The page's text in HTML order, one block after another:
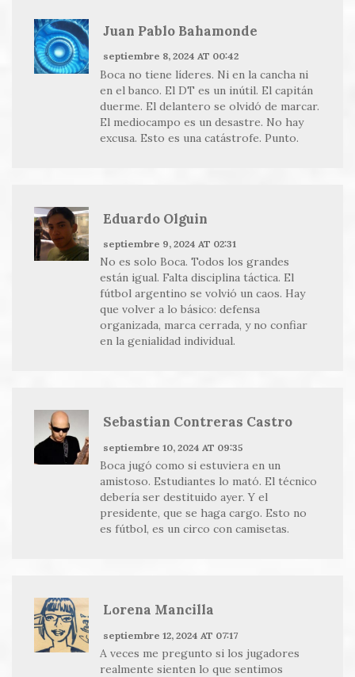
Juan Pablo Bahamonde
septiembre 8, 2024 AT 00:42
Boca no tiene líderes. Ni en la cancha ni
en el banco. El DT es un inútil. El capitán
duerme. El delantero se olvidó de marcar.
El mediocampo es un desastre. No hay
excusa. Esto es una catástrofe. Punto.
Eduardo Olguin
septiembre 9, 2024 AT 02:31
No es solo Boca. Todos los grandes
están igual. Falta disciplina táctica. El
fútbol argentino se volvió un caos. Hay
que volver a lo básico: defensa
organizada, marca cerrada, y no confiar
en la genialidad individual.
Sebastian Contreras Castro
septiembre 10, 2024 AT 09:35
Boca jugó como si estuviera en un
amistoso. Estudiantes lo mató. El técnico
debería ser destituido ayer. Y el
presidente, que se haga cargo. Esto no
es fútbol, es un circo con camisetas.
Lorena Mancilla
septiembre 12, 2024 AT 07:17
A veces me pregunto si los jugadores
realmente sienten lo que sentimos